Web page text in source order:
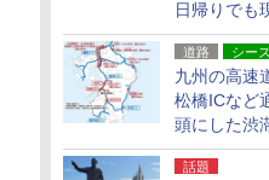
日帰りでも
できる
道路 シー
九州の高速
松橋ICなど
頭にした渋
への迂回は
話題